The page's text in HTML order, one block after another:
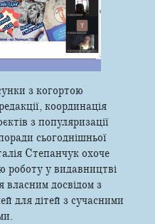
з когортою
координація
з популяризації
сьогоднішньої
Степанчук охоче
роботу у видавництві
власним досвідом з
для дітей з сучасними